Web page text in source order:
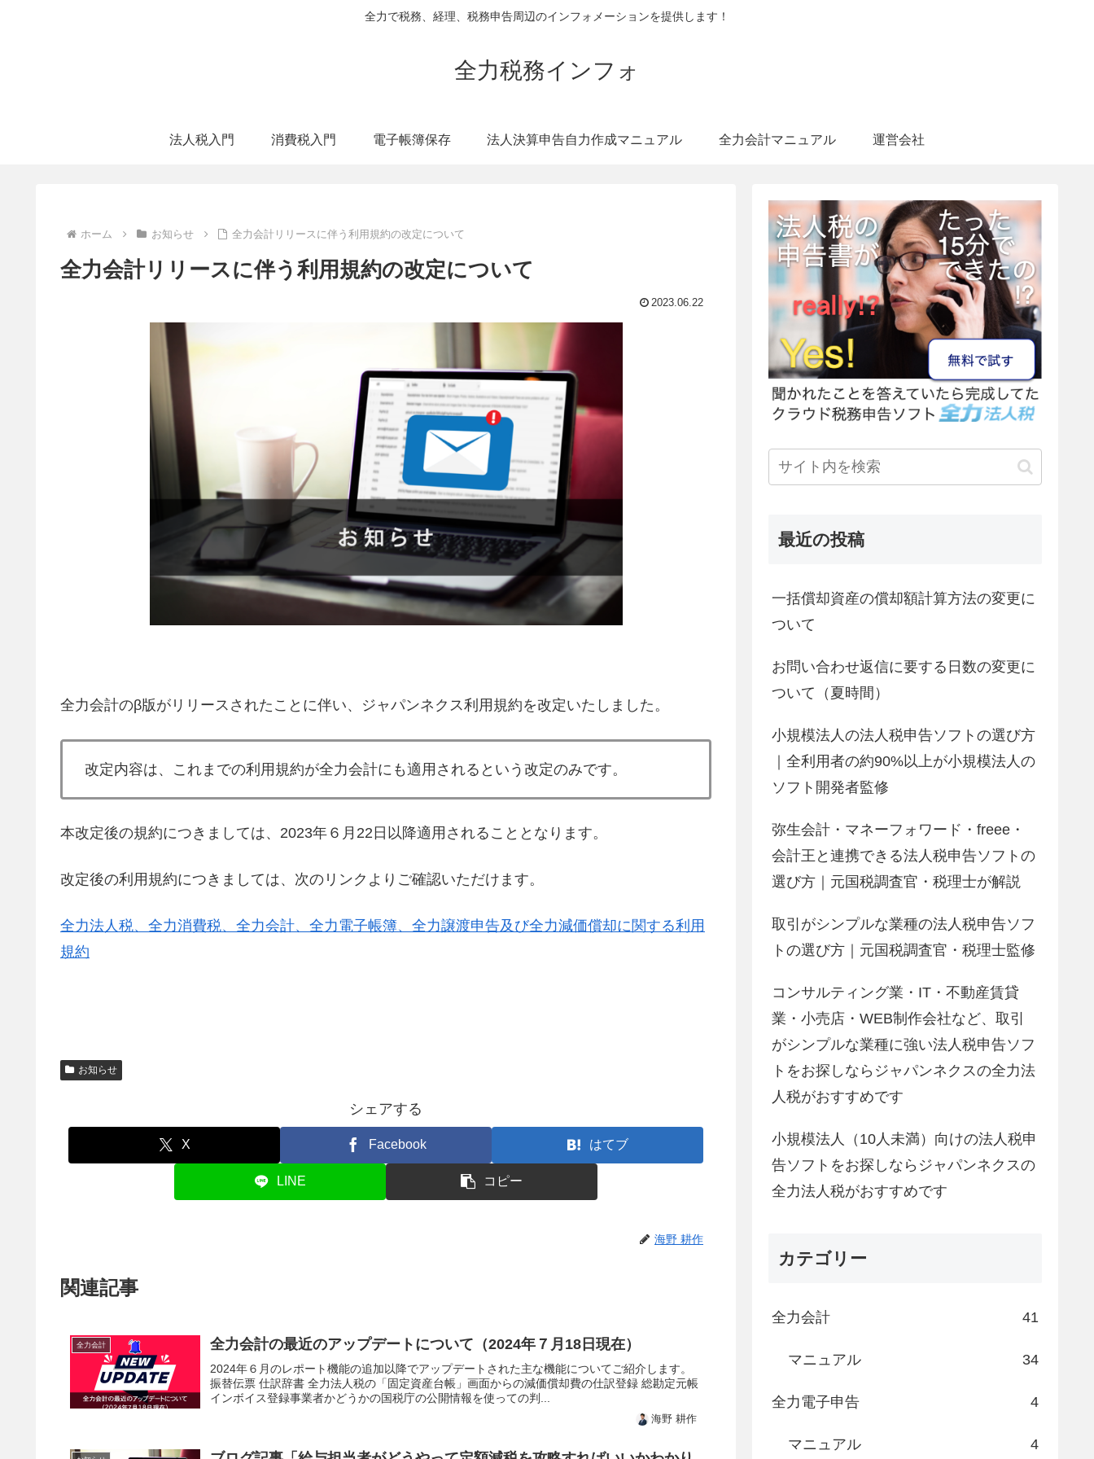
全力で税務、経理、税務申告周辺のインフォメーションを提供します！
全力税務インフォ
法人税入門 消費税入門 電子帳簿保存 法人決算申告自力作成マニュアル 全力会計マニュアル 運営会社
ホーム お知らせ 全力会計リリースに伴う利用規約の改定について
全力会計リリースに伴う利用規約の改定について
2023.06.22
全力会計のβ版がリリースされたことに伴い、ジャパンネクス利用規約を改定いたしました。
改定内容は、これまでの利用規約が全力会計にも適用されるという改定のみです。
本改定後の規約につきましては、2023年６月22日以降適用されることとなります。
改定後の利用規約につきましては、次のリンクよりご確認いただけます。
全力法人税、全力消費税、全力会計、全力電子帳簿、全力譲渡申告及び全力減価償却に関する利用
規約
お知らせ
シェアする
X Facebook はてブ
LINE コピー
海野 耕作
関連記事
全力会計 全力会計の最近のアップデートについて（2024年７月18日現在）
2024年６月のレポート機能の追加以降でアップデートされた主な機能についてご紹介します。
振替伝票 仕訳辞書 全力法人税の「固定資産台帳」画面からの減価償却費の仕訳登録 総勘定元帳
インボイス登録事業者かどうかの国税庁の公開情報を使っての判...
海野 耕作
最近の投稿
一括償却資産の償却額計算方法の変更に
ついて
お問い合わせ返信に要する日数の変更に
ついて（夏時間）
小規模法人の法人税申告ソフトの選び方
｜全利用者の約90%以上が小規模法人の
ソフト開発者監修
弥生会計・マネーフォワード・freee・
会計王と連携できる法人税申告ソフトの
選び方｜元国税調査官・税理士が解説
取引がシンプルな業種の法人税申告ソフ
トの選び方｜元国税調査官・税理士監修
コンサルティング業・IT・不動産賃貸
業・小売店・WEB制作会社など、取引
がシンプルな業種に強い法人税申告ソフ
トをお探しならジャパンネクスの全力法
人税がおすすめです
小規模法人（10人未満）向けの法人税申
告ソフトをお探しならジャパンネクスの
全力法人税がおすすめです
カテゴリー
全力会計 41
マニュアル 34
全力電子申告 4
マニュアル 4